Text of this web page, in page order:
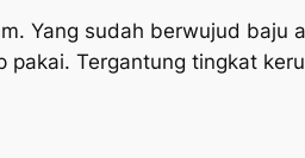
Yang sudah berwujud baju
Tergantung tingkat